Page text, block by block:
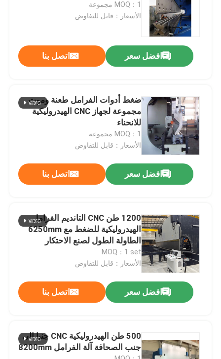
منتجات
معلومات عنا
جولة في المصنع
اتصل بنا
أخبار
القضايا
cnc هيدروليّ صحافة مكبح
MOQ：1 مجموعة
الأسعار：قابل للتفاوض
افضل سعر اتصل بنا
ضغط أدوات الفرامل طعنة وموت
مجموعة لجهاز CNC الهيدروليكية
للانحناء
MOQ：1 مجموعة
الأسعار：قابل للتفاوض
افضل سعر اتصل بنا
1200 طن CNC التانديم الفرامل
الهيدروليكية للضغط مع 6250mm
الطاولة الطول لصنع الاحتكار
MOQ：1 set
الأسعار：قابل للتفاوض
افضل سعر اتصل بنا
500 طن الهيدروليكية CNC جنبا إلى
جنب الصحافة آلة الفرامل 8200mm